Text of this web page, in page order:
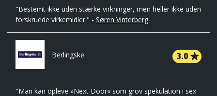
"Bestemt ikke uden stærke virkninger, men heller ikke uden
forskruede virkemidler." - Søren Vinterberg
Berlingske 3.0
"Man kan opleve »Next Door« som grov spekulation i sex